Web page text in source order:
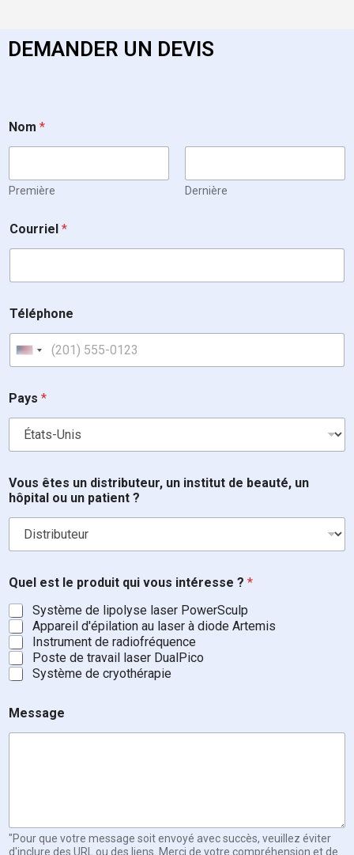
DEMANDER UN DEVIS
Nom *
Première Dernière
Courriel *
Téléphone
United States +1
Pays *
*
?
Vous êtes un distributeur, un institut de beauté, un
hôpital ou un patient ?
Quel est le produit qui vous intéresse ? *
Système de lipolyse laser PowerSculp
Appareil d'épilation au laser à diode Artemis
Instrument de radiofréquence
Poste de travail laser DualPico
Système de cryothérapie
Message
"Pour que votre message soit envoyé avec succès, veuillez éviter
d'inclure des URL ou des liens. Merci de votre compréhension et de